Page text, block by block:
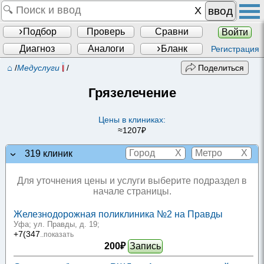
ввод
Подбор Проверь Сравни
Войти
Диагноз
Аналоги Бланк Регистрация
⌂ /Медуслуги / Поделиться
Грязелечение
Цены в клиниках:
≈1207₽
319 клиник X X
Для уточнения цены и услуги выберите подраздел в
начале страницы.
Железнодорожная поликлиника №2 на Правды
Уфа; ул. Правды, д. 19;
+7(347 ..показать
200₽ Запись